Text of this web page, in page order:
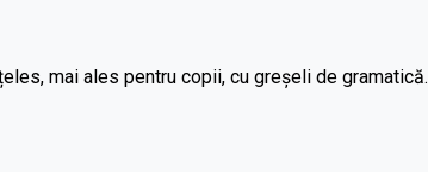
mai ales pentru copii, cu greșeli de gramatică.